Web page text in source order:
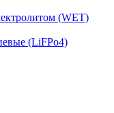
(WET)
(LiFPo4)